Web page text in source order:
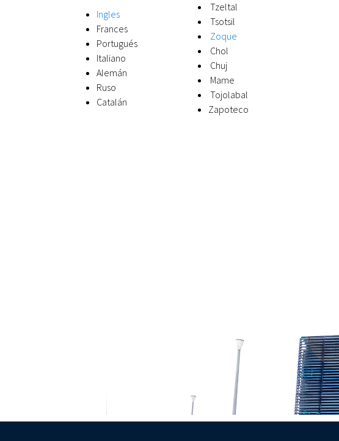
Ingles
Frances
Portugués
Italiano
Alemán
Ruso
Catalán
Tzeltal
Tsotsil
Zoque
Chol
Chuj
Mame
Tojolabal
Zapoteco